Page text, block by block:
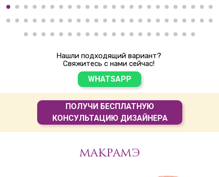
WHATSAPP
Нашли подходящий вариант?
Свяжитесь с нами сейчас!
ПОЛУЧИ БЕСПЛАТНУЮ
КОНСУЛЬТАЦИЮ ДИЗАЙНЕРА
МАКРАМЭ